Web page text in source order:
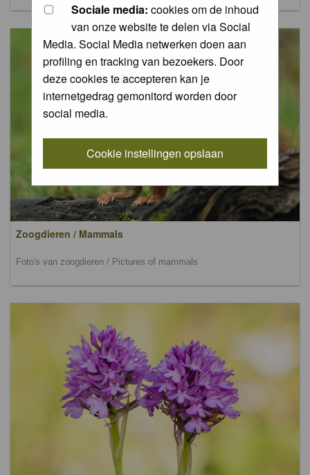
Sociale media: cookies om de inhoud
van onze website te delen via Social
Media. Social Media netwerken doen aan
profiling en tracking van bezoekers. Door
deze cookies te accepteren kan je
internetgedrag gemonitord worden door
social media.
Cookie instellingen opslaan
Zoogdieren / Mammals
Foto's van zoogdieren / Pictures of mammals